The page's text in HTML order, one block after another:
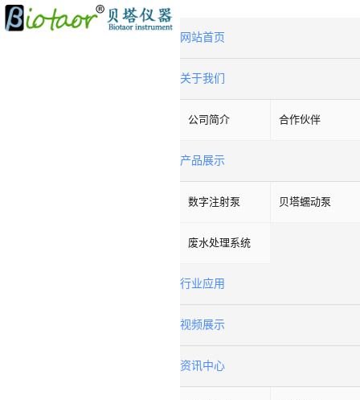
网站首页
关于我们
公司简介 合作伙伴
产品展示
数字注射泵 贝塔蠕动泵
废水处理系统
行业应用
视频展示
资讯中心